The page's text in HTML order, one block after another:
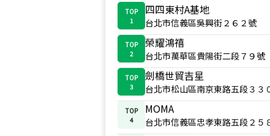
TOP
1
四四東村A基地
台北市信義區吳興街２６２號
TOP
2
榮耀鴻禧
台北市萬華區貴陽街二段７９號
TOP
3
劍橋世貿吉星
台北市松山區南京東路五段３３
TOP
4
MOMA
台北市信義區忠孝東路五段２５